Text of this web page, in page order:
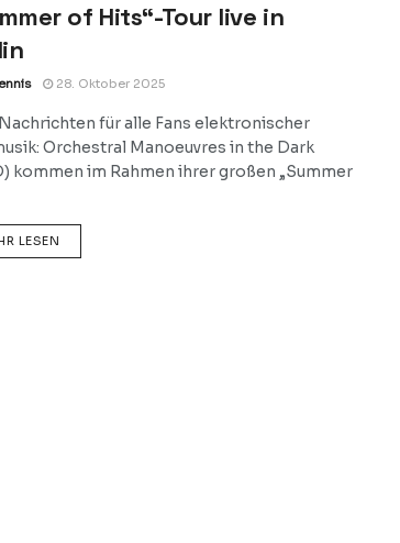
of Hits“-Tour live in
28. Oktober 2025
für alle Fans elektronischer
Orchestral Manoeuvres in the Dark
kommen im Rahmen ihrer großen „Summer
LESEN